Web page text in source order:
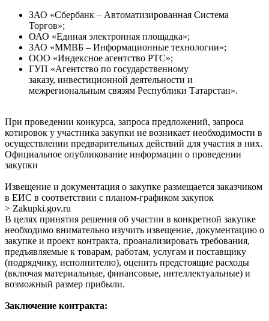
ЗАО «Сбербанк – Автоматизированная Система
Торгов»;
ОАО «Единая электронная площадка»;
ЗАО «ММВБ – Информационные технологии»;
ООО «Индексное агентство РТС»;
ГУП «Агентство по государственному
заказу, инвестиционной деятельности и
межрегиональным связям Республики Татарстан».
При проведении конкурса, запроса предложений, запроса
котировок у участника закупки не возникает необходимости в
осуществлении предварительных действий для участия в них.
Официальное опубликование информации о проведении
закупки
Извещение и документация о закупке размещается заказчиком
в ЕИС в соответствии с планом-графиком закупок
> Zakupki.gov.ru
В целях принятия решения об участии в конкретной закупке
необходимо внимательно изучить извещение, документацию о
закупке и проект контракта, проанализировать требования,
предъявляемые к товарам, работам, услугам и поставщику
(подрядчику, исполнителю), оценить предстоящие расходы
(включая материальные, финансовые, интеллектуальные) и
возможный размер прибыли.
Заключение контракта: